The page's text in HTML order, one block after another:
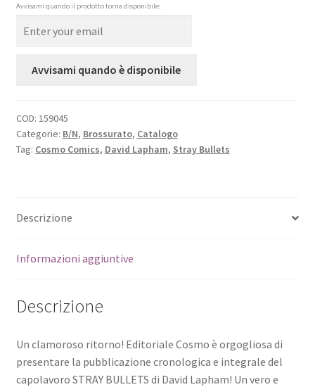
Avvisami quando il prodotto torna disponibile:
Avvisami quando è disponibile
COD: 159045
Categorie: B/N, Brossurato, Catalogo
Tag: Cosmo Comics, David Lapham, Stray Bullets
Descrizione
Informazioni aggiuntive
Descrizione
Un clamoroso ritorno! Editoriale Cosmo è orgogliosa di
presentare la pubblicazione cronologica e integrale del
capolavoro STRAY BULLETS di David Lapham! Un vero e